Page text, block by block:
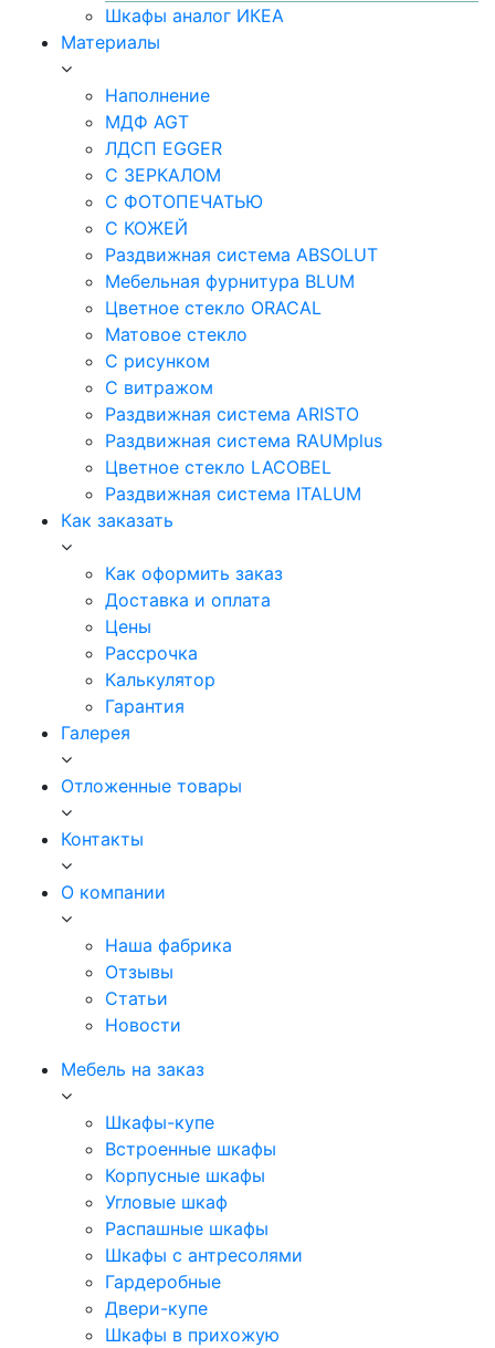
Шкафы аналог ИКЕА
Материалы
Наполнение
МДФ AGT
ЛДСП EGGER
С ЗЕРКАЛОМ
С ФОТОПЕЧАТЬЮ
С КОЖЕЙ
Раздвижная система ABSOLUT
Мебельная фурнитура BLUM
Цветное стекло ORACAL
Матовое стекло
C рисунком
C витражом
Раздвижная система ARISTO
Раздвижная система RAUMplus
Цветное стекло LACOBEL
Раздвижная система ITALUM
Как заказать
Как оформить заказ
Доставка и оплата
Цены
Рассрочка
Калькулятор
Гарантия
Галерея
Отложенные товары
Контакты
О компании
Наша фабрика
Отзывы
Статьи
Новости
Мебель на заказ
Шкафы-купе
Встроенные шкафы
Корпусные шкафы
Угловые шкаф
Распашные шкафы
Шкафы с антресолями
Гардеробные
Двери-купе
Шкафы в прихожую